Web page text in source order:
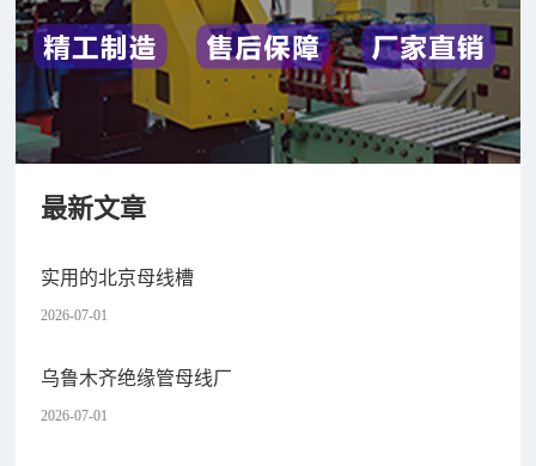
最新文章
实用的北京母线槽
2026-07-01
乌鲁木齐绝缘管母线厂
2026-07-01